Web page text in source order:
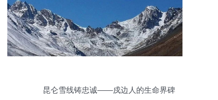
昆仑雪线铸忠诚——戍边人的生命界碑